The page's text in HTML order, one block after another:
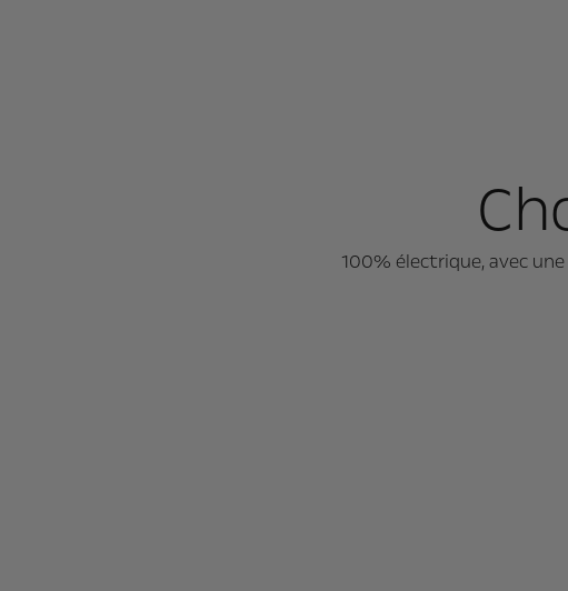
100% électrique, avec